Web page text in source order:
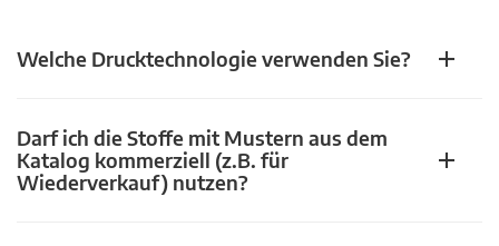
Welche Drucktechnologie verwenden Sie?
Darf ich die Stoffe mit Mustern aus dem
Katalog kommerziell (z.B. für
Wiederverkauf) nutzen?